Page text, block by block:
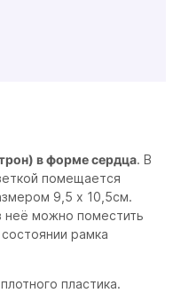
в форме сердца. В
помещается
9,5 х 10,5см.
неё можно поместить
рамка
пластика.